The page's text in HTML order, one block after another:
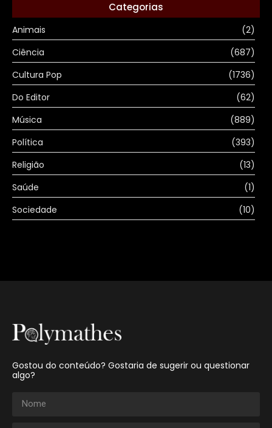
Categorias
Animais
(2)
Ciência
(687)
Cultura Pop
(1736)
Do Editor
(62)
Música
(889)
Política
(393)
Religião
(13)
Saúde
(1)
Sociedade
(10)
Gostou do conteúdo? Gostaria de sugerir ou questionar
algo?